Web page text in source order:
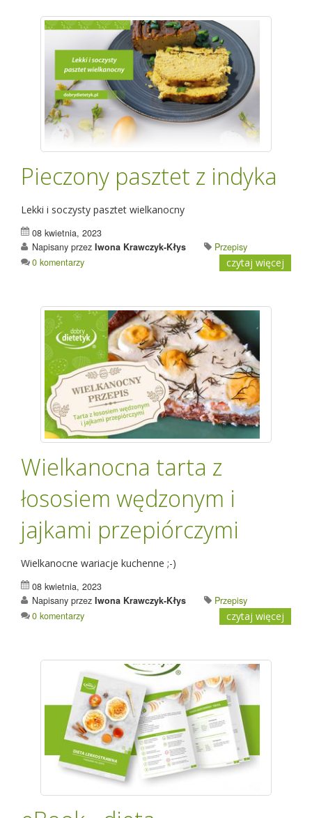
Pieczony pasztet z indyka
Lekki i soczysty pasztet wielkanocny
08 kwietnia, 2023
Napisany przez Iwona Krawczyk-Kłys
Przepisy
0 komentarzy
czytaj więcej
Wielkanocna tarta z
łososiem wędzonym i
jajkami przepiórczymi
Wielkanocne wariacje kuchenne ;-)
08 kwietnia, 2023
Napisany przez Iwona Krawczyk-Kłys
Przepisy
0 komentarzy
czytaj więcej